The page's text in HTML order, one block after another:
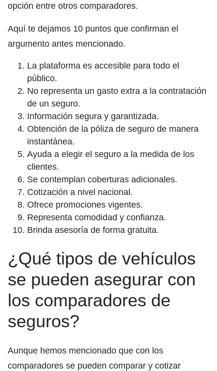
opción entre otros comparadores.
Aquí te dejamos 10 puntos que confirman el
argumento antes mencionado.
La plataforma es accesible para todo el
público.
No representa un gasto extra a la contratación
de un seguro.
Información segura y garantizada.
Obtención de la póliza de seguro de manera
instantánea.
Ayuda a elegir el seguro a la medida de los
clientes.
Se contemplan coberturas adicionales.
Cotización a nivel nacional.
Ofrece promociones vigentes.
Representa comodidad y confianza.
Brinda asesoría de forma gratuita.
¿Qué tipos de vehículos
se pueden asegurar con
los comparadores de
seguros?
Aunque hemos mencionado que con los
comparadores se pueden comparar y cotizar